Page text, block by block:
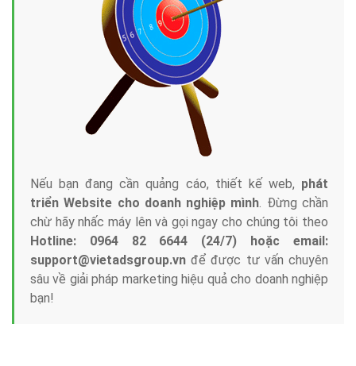
Nếu bạn đang cần quảng cáo, thiết kế web, phát
triển Website cho doanh nghiệp mình. Đừng chần
chừ hãy nhấc máy lên và gọi ngay cho chúng tôi theo
Hotline: 0964 82 6644 (24/7) hoặc email:
support@vietadsgroup.vn để được tư vấn chuyên
sâu về giải pháp marketing hiệu quả cho doanh nghiệp
bạn!